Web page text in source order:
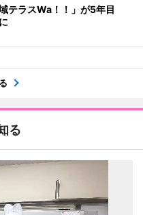
テラスWa！！」が5年目
る